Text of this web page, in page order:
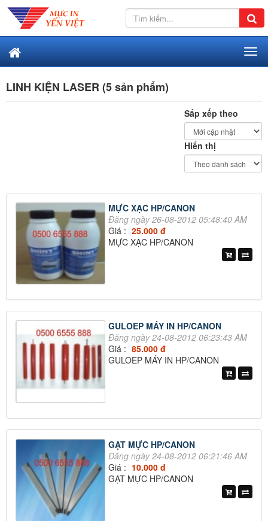
LINH KIỆN LASER (5 sản phẩm)
Sắp xếp theo
Hiển thị
MỰC XẠC HP/CANON
Đăng ngày 26-08-2012 05:48:40 AM
Giá : 25.000 đ
MỰC XẠC HP/CANON
GULOEP MÁY IN HP/CANON
Đăng ngày 24-08-2012 06:23:43 AM
Giá : 85.000 đ
GULOEP MÁY IN HP/CANON
GẠT MỰC HP/CANON
Đăng ngày 24-08-2012 06:21:46 AM
Giá : 10.000 đ
GẠT MỰC HP/CANON